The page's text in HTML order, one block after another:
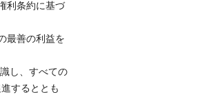
利条約に基づ
最善の利益を
し、すべての
するととも